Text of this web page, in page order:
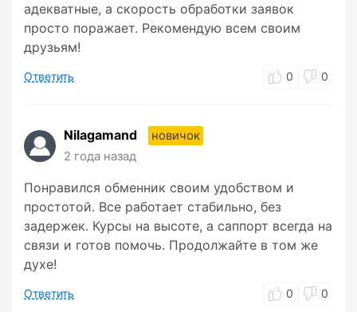
адекватные, а скорость обработки заявок
просто поражает. Рекомендую всем своим
друзьям!
Ответить 0 0
Nilagamand
новичок
2 года назад
Понравился обменник своим удобством и
простотой. Все работает стабильно, без
задержек. Курсы на высоте, а саппорт всегда на
связи и готов помочь. Продолжайте в том же
духе!
Ответить 0 0